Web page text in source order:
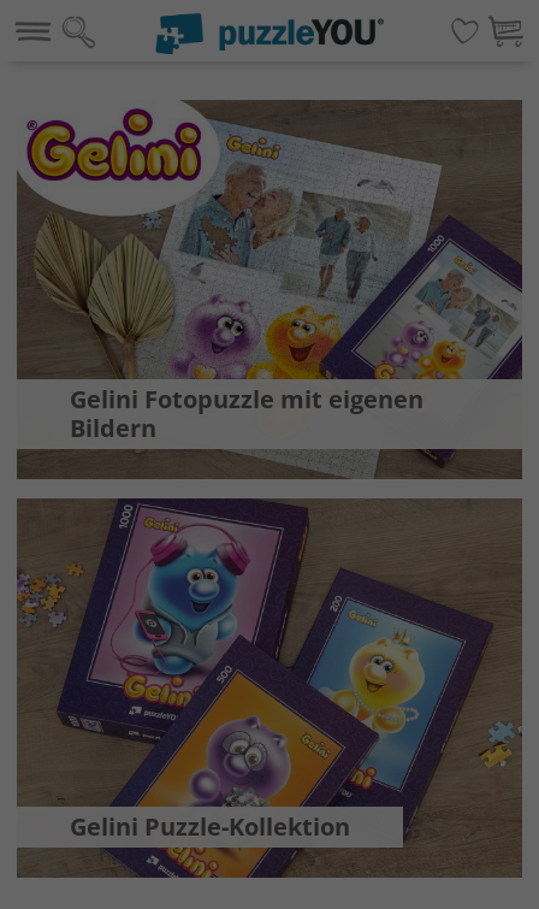
Gelini Fotopuzzle mit eigenen
Bildern
Gelini Puzzle-Kollektion